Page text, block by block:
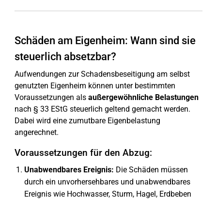
Schäden am Eigenheim: Wann sind sie
steuerlich absetzbar?
Aufwendungen zur Schadensbeseitigung am selbst
genutzten Eigenheim können unter bestimmten
Voraussetzungen als außergewöhnliche Belastungen
nach § 33 EStG steuerlich geltend gemacht werden.
Dabei wird eine zumutbare Eigenbelastung
angerechnet.
Voraussetzungen für den Abzug:
Unabwendbares Ereignis: Die Schäden müssen
durch ein unvorhersehbares und unabwendbares
Ereignis wie Hochwasser, Sturm, Hagel, Erdbeben